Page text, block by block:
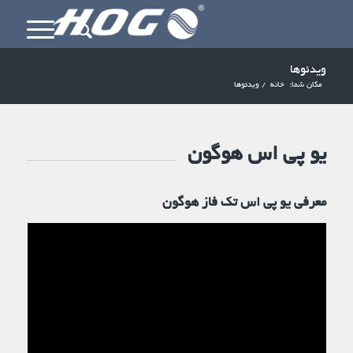
ویدئوها
مکان شما: خانه / ویدئوها
یو پی اس هوگون
معرفی یو پی اس تک فاز هوگون